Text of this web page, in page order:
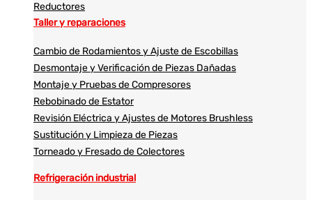
Reductores
Taller y reparaciones
Cambio de Rodamientos y Ajuste de Escobillas
Desmontaje y Verificación de Piezas Dañadas
Montaje y Pruebas de Compresores
Rebobinado de Estator
Revisión Eléctrica y Ajustes de Motores Brushless
Sustitución y Limpieza de Piezas
Torneado y Fresado de Colectores
Refrigeración industrial